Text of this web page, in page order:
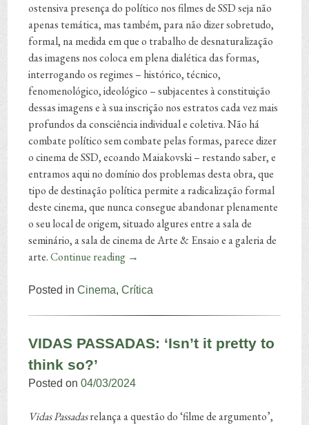
ostensiva presença do político nos filmes de SSD seja não
apenas temática, mas também, para não dizer sobretudo,
formal, na medida em que o trabalho de desnaturalização
das imagens nos coloca em plena dialética das formas,
interrogando os regimes – histórico, técnico,
fenomenológico, ideológico – subjacentes à constituição
dessas imagens e à sua inscrição nos estratos cada vez mais
profundos da consciência individual e coletiva. Não há
combate político sem combate pelas formas, parece dizer
o cinema de SSD, ecoando Maiakovski – restando saber, e
entramos aqui no domínio dos problemas desta obra, que
tipo de destinação política permite a radicalização formal
deste cinema, que nunca consegue abandonar plenamente
o seu local de origem, situado algures entre a sala de
seminário, a sala de cinema de Arte & Ensaio e a galeria de
arte.Continue reading →
Posted inCinema,Crítica
VIDAS PASSADAS: ‘Isn’t it pretty to
think so?’
Posted on04/03/2024
Vidas Passadasrelança a questão do ‘filme de argumento’,